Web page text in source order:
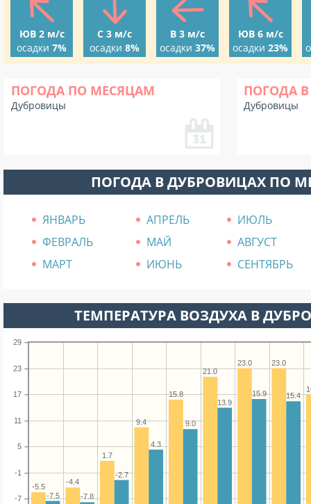
ЮВ 2 м/с
осадки 7%
С 3 м/с
осадки 8%
В 3 м/с
осадки 37%
ЮВ 6 м/с
осадки 23%
ПОГОДА ПО МЕСЯЦАМ
Дубровицы
ПОГОДА В
Дубровицы
ПОГОДА В ДУБРОВИЦАХ ПО
ЯНВАРЬ АПРЕЛЬ
ИЮЛЬ
ФЕВРАЛЬ
МАЙ
АВГУСТ
МАРТ
ИЮНЬ СЕНТЯБРЬ
ТЕМПЕРАТУРА ВОЗДУХА В
-7
-1
5
11
17
23
29
23.0
23.0
21.0
15.8
9.4
1.7
-4.4
-5.5
15.4
15.9
13.9
9.0
4.3
-2.7
-7.8
-7.5